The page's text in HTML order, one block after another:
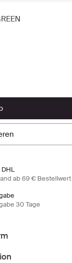
ab 69 € Bestellwert
30 Tage